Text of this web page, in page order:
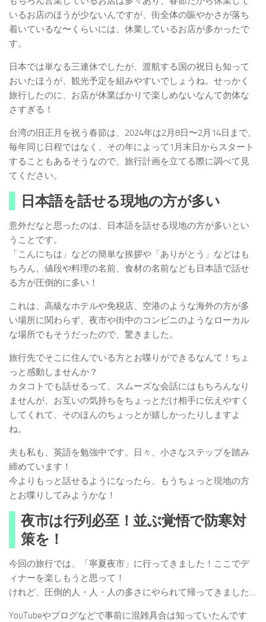
いるお店のほうが少ないんですが、街全体の賑やかさが落ち
着いているな〜くらいには、休業しているお店が多かったで
す。
日本では単なる三連休でしたが、渡航する国の祝日も知って
おいたほうが、観光予定を組みやすいでしょうね。せっかく
旅行したのに、お店が休業ばかりで楽しめないなんて勿体な
さすぎる！
台湾の旧正月を祝う春節は、2024年は2月8日〜2月14日まで。
毎年同じ日程ではなく、その年によって1月末日からスタート
することもあるそうなので、旅行計画を立てる際に調べて見
てください。
日本語を話せる現地の方が多い
意外だなと思ったのは、日本語を話せる現地の方が多いとい
うことです。
「こんにちは」などの簡単な挨拶や「ありがとう」などはも
ちろん、値段や料理の名前、食材の名前なども日本語で話せ
る方が圧倒的に多い！
これは、高級なホテルや免税店、空港のような海外の方が多
い場所に関わらず、夜市や街中のコンビニのようなローカル
な場所でもそうだったので、驚きました。
旅行先でそこに住んでいる方とお喋りができるなんて！ちょ
っと感動しませんか？
カタコトでも話せるって、スムーズな会話にはもちろんなり
ませんが、お互いの気持ちをちょっとだけ相手に伝えやすく
してくれて、そのほんのちょっとが嬉しかったりしますよ
ね。
夫も私も、英語を勉強中です。日々、小さなステップを踏み
締めています！
今よりもっと話せるようになったら、もうちょっと現地の方
とお喋りしてみようかな！
夜市は行列必至！並ぶ覚悟で防寒対
策を！
今回の旅行では、「寧夏夜市」に行ってきました！ここでデ
ィナーを楽しもうと思って！
けれど、圧倒的人・人・人の多さにやられて帰ってきました…
YouTubeやブログなどで事前に混雑具合は知っていたんです